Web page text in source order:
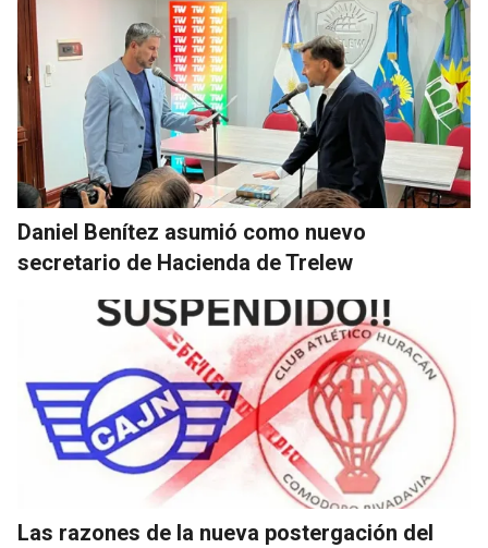
Daniel Benítez asumió como nuevo
secretario de Hacienda de Trelew
Las razones de la nueva postergación del